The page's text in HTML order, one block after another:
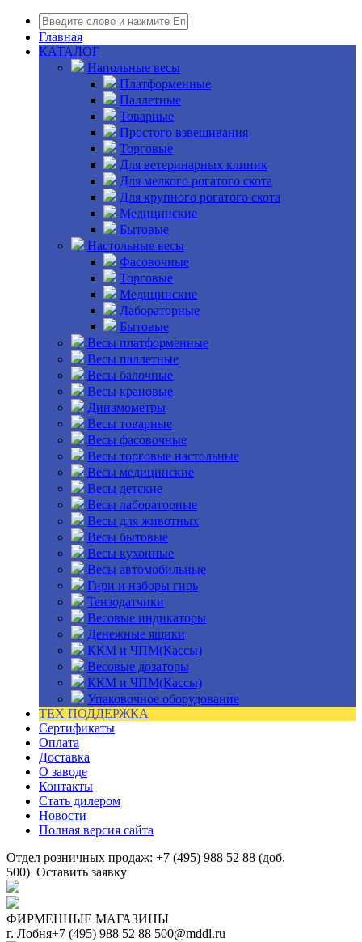
Главная
КАТАЛОГ
Напольные весы
Платформенные
Паллетные
Товарные
Простого взвешивания
Торговые
Для ветеринарных клиник
Для мелкого рогатого скота
Для крупного рогатого скота
Медицинские
Бытовые
Настольные весы
Фасовочные
Торговые
Медицинские
Лабораторные
Бытовые
Весы платформенные
Весы паллетные
Весы балочные
Весы крановые
Динамометры
Весы товарные
Весы фасовочные
Весы торговые настольные
Весы медицинские
Весы детские
Весы лабораторные
Весы для животных
Весы бытовые
Весы кухонные
Весы автомобильные
Гири и наборы гирь
Тензодатчики
Весовые индикаторы
Денежные ящики
ККМ и ЧПМ(Кассы)
Весовые дозаторы
ККМ и ЧПМ(Кассы)
Упаковочное оборудование
ТЕХ ПОДДЕРЖКА
Сертификаты
Оплата
Доставка
О заводе
Контакты
Стать дилером
Новости
Полная версия сайта
Отдел розничных продаж: +7 (495) 988 52 88 (доб.
500) Оставить заявку
ФИРМЕННЫЕ МАГАЗИНЫ
г. Лобня+7 (495) 988 52 88 500@mddl.ru